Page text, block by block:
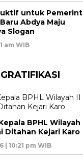
untuk
Abdya Maju
Slogan
am WIB
BPHL Wilayah
Ditahan Kejari Karo
| 10:21 pm WIB